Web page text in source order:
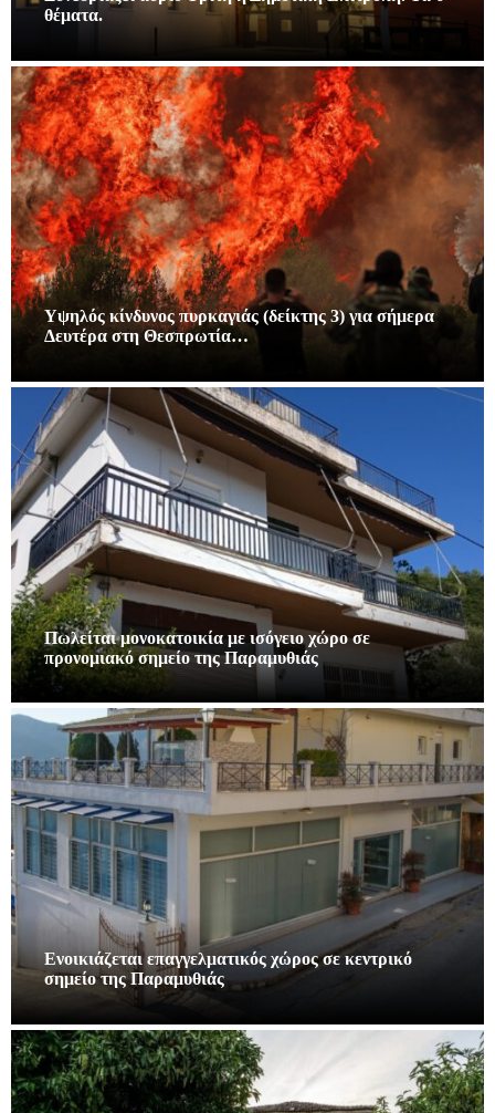
θέματα.
Υψηλός κίνδυνος πυρκαγιάς (δείκτης 3) για σήμερα
Δευτέρα στη Θεσπρωτία…
Πωλείται μονοκατοικία με ισόγειο χώρο σε
προνομιακό σημείο της Παραμυθιάς
Ενοικιάζεται επαγγελματικός χώρος σε κεντρικό
σημείο της Παραμυθιάς